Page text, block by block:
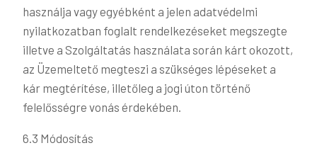
használja vagy egyébként a jelen adatvédelmi
nyilatkozatban foglalt rendelkezéseket megszegte
illetve a Szolgáltatás használata során kárt okozott,
az Üzemeltető megteszi a szükséges lépéseket a
kár megtérítése, illetőleg a jogi úton történő
felelősségre vonás érdekében.
6.3 Módosítás